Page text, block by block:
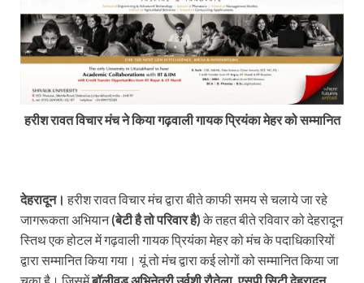
हरीश रावत विचार मंच ने किया गढ़वाली गायक प्रियंका मेहर को सम्मानित
देहरादून। हरीश रावत विचार मंच द्वारा बीते काफी समय से चलाये जा रहे
जागरूकता अभियान(बेटी है तो परिवार है)के तहत बीते रविवार को देहरादून
स्तिथ एक होटल में गढ़वाली गायक प्रियंका मेहर को मंच के पदाधिकारियों
द्वारा सम्मानित किया गया। यूं तो मंच द्वारा कई लोगों को सम्मानित किया जा